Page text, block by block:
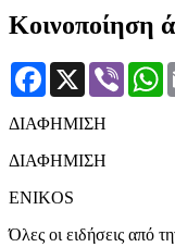
Κοινοποίηση
Facebook
X Viber
ΔΙΑΦΗΜΙΣΗ
ΔΙΑΦΗΜΙΣΗ
ENIKOS
Όλες οι ειδήσεις από